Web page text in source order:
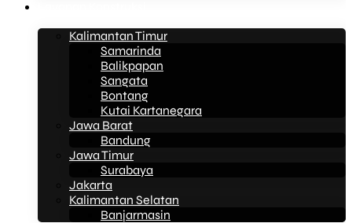
Kalimantan Timur
Samarinda
Balikpapan
Sangata
Bontang
Kutai Kartanegara
Jawa Barat
Bandung
Jawa Timur
Surabaya
Jakarta
Kalimantan Selatan
Banjarmasin